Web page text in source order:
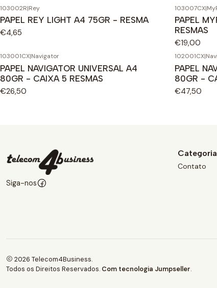
103002R|Rey
PAPEL REY LIGHT A4 75GR - RESMA
€4,65
103007CX|
PAPEL
RESMAS
€19,00
103001CX|Navigator
PAPEL NAVIGATOR UNIVERSAL A4
80GR - CAIXA 5 RESMAS
€26,50
102001CX|
PAPEL
80GR -
€47,50
Siga-nos
Contato
2026 Telecom4Business.
Todos os Direitos Reservados. Com tecnologia Jumpseller.